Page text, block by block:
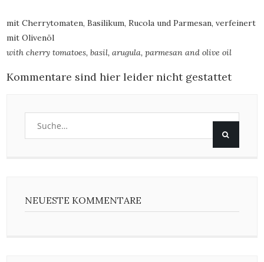
mit Cherrytomaten, Basilikum, Rucola und Parmesan, verfeinert
mit Olivenöl
with cherry tomatoes, basil, arugula, parmesan and olive oil
Kommentare sind hier leider nicht gestattet
NEUESTE KOMMENTARE